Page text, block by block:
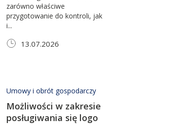
zarówno właściwe
przygotowanie do kontroli, jak
i...
13.07.2026
Umowy i obrót gospodarczy
Możliwości w zakresie
posługiwania się logo